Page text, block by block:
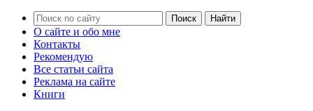
О сайте и обо мне
Контакты
Рекомендую
Все статьи сайта
Реклама на сайте
Книги